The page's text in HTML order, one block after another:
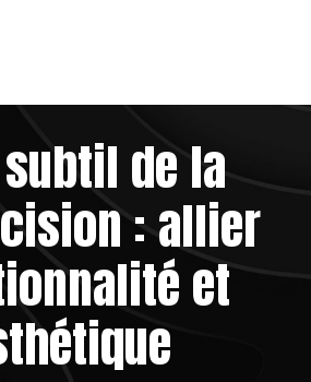
subtil de la
: allier
et